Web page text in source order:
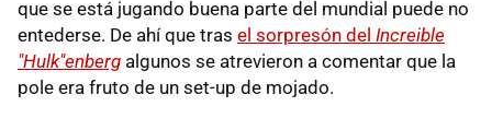
que se está jugando buena parte del mundial puede no
entederse. De ahí que tras el sorpresón del Increible
"Hulk"enberg algunos se atrevieron a comentar que la
pole era fruto de un set-up de mojado.